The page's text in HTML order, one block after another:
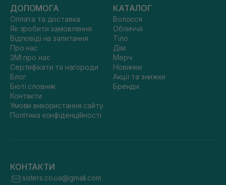
ДОПОМОГА
Оплата та доставка
Як зробити замовлення
Відповіді на запитання
Про нас
ЗМІ про нас
Сертифікати та нагороди
Блог
Бюті словник
Контакти
Умови використання сайту
Політика конфіденційності
КАТАЛОГ
Волосся
Обличчя
Тіло
Дім
Мерч
Новинки
Акції та знижки
Бренди
КОНТАКТИ
sisters.co.ua@gmail.com